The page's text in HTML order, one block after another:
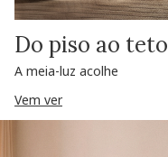
Do piso ao teto
A meia-luz acolhe
Vem ver